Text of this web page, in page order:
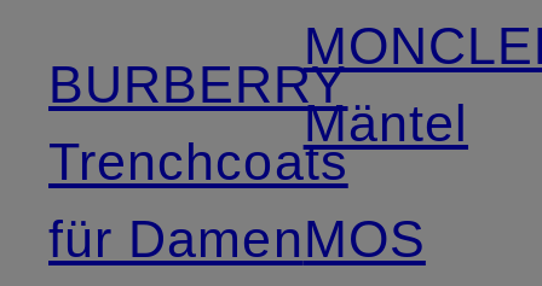
BURBERRY
Trenchcoats
für Damen
Mäntel
MOS